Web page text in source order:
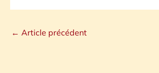
← Article précédent